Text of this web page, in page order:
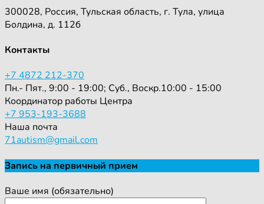
300028, Россия, Тульская область, г. Тула, улица
Болдина, д. 112б
Контакты
+7 4872 212-370
Пн.- Пят., 9:00 - 19:00; Суб., Воскр.10:00 - 15:00
Координатор работы Центра
+7 953-193-3688
Наша почта
71autism@gmail.com
Запись на первичный прием
Ваше имя (обязательно)